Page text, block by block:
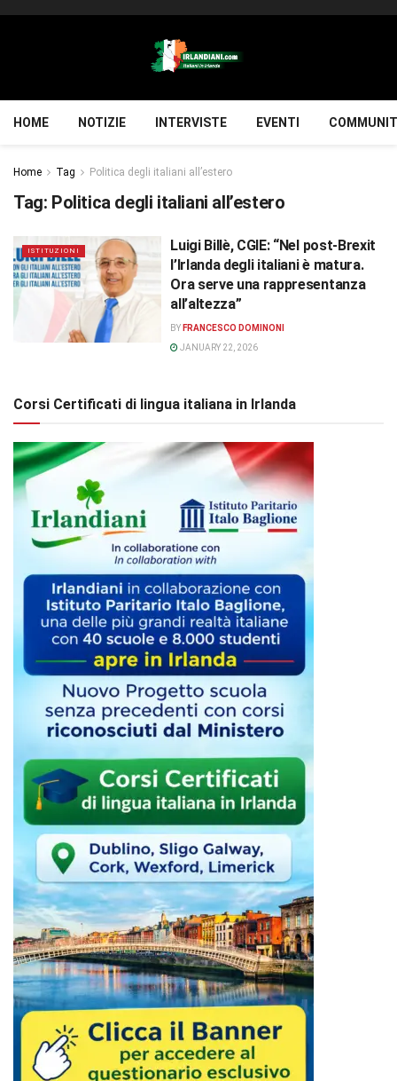
HOME NOTIZIE INTERVISTE EVENTI
Home Tag Politica degli italiani all’estero
Tag: Politica degli italiani all’estero
ISTITUZIONI
Luigi Billè, CGIE: “Nel post-Brexit
l’Irlanda degli italiani è matura.
Ora serve una rappresentanza
all’altezza”
BY FRANCESCO DOMINONI
JANUARY 22, 2026
Corsi Certificati di lingua italiana in Irlanda